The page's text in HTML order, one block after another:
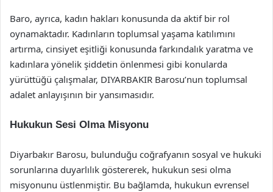
Baro, ayrıca, kadın hakları konusunda da aktif bir rol
oynamaktadır. Kadınların toplumsal yaşama katılımını
artırma, cinsiyet eşitliği konusunda farkındalık yaratma ve
kadınlara yönelik şiddetin önlenmesi gibi konularda
yürüttüğü çalışmalar, DIYARBAKIR Barosu’nun toplumsal
adalet anlayışının bir yansımasıdır.
Hukukun Sesi Olma Misyonu
Diyarbakır Barosu, bulunduğu coğrafyanın sosyal ve hukuki
sorunlarına duyarlılık göstererek, hukukun sesi olma
misyonunu üstlenmiştir. Bu bağlamda, hukukun evrensel